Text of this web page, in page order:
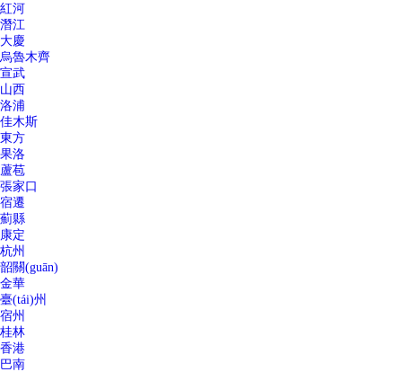
紅河
潛江
大慶
烏魯木齊
宣武
山西
洛浦
佳木斯
東方
果洛
蘆苞
張家口
宿遷
薊縣
康定
杭州
韶關(guān)
金華
臺(tái)州
宿州
桂林
香港
巴南